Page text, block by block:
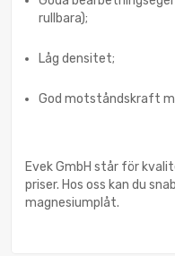
rullbara);
Låg densitet;
God motståndskraft
Evek GmbH står för
priser. Hos oss kan du
magnesiumplåt.